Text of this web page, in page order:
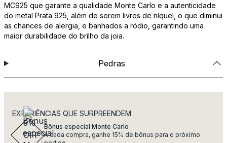
MC925 que garante a qualidade Monte Carlo e a autenticidade
do metal Prata 925, além de serem livres de níquel, o que diminui
as chances de alergia, e banhados a ródio, garantindo uma
maior durabilidade do brilho da joia.
Pedras
EXPERIÊNCIAS QUE SURPREENDEM
Bônus especial Monte Carlo
A cada compra, ganhe 15% de bônus para o próximo